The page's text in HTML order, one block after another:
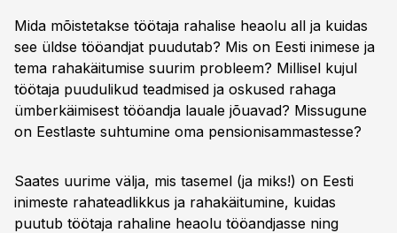
Mida mõistetakse töötaja rahalise heaolu all ja kuidas
see üldse tööandjat puudutab? Mis on Eesti inimese ja
tema rahakäitumise suurim probleem? Millisel kujul
töötaja puudulikud teadmised ja oskused rahaga
ümberkäimisest tööandja lauale jõuavad? Missugune
on Eestlaste suhtumine oma pensionisammastesse?
Saates uurime välja, mis tasemel (ja miks!) on Eesti
inimeste rahateadlikkus ja rahakäitumine, kuidas
puutub töötaja rahaline heaolu tööandjasse ning